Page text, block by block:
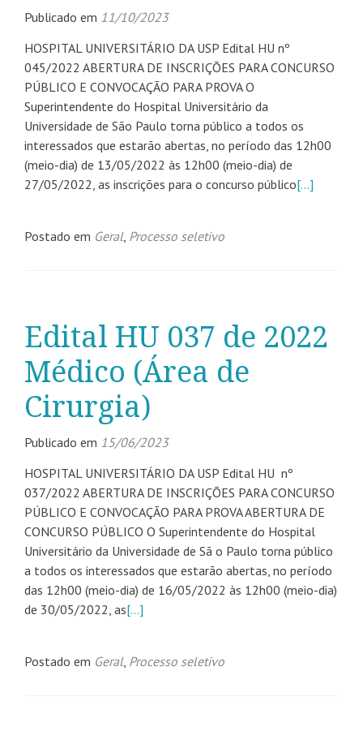
Publicado em 11/10/2023
HOSPITAL UNIVERSITÁRIO DA USP Edital HU nº
045/2022 ABERTURA DE INSCRIÇÕES PARA CONCURSO
PÚBLICO E CONVOCAÇÃO PARA PROVA O
Superintendente do Hospital Universitário da
Universidade de São Paulo torna público a todos os
interessados que estarão abertas, no período das 12h00
(meio-dia) de 13/05/2022 às 12h00 (meio-dia) de
27/05/2022, as inscrições para o concurso público[…]
Postado em Geral, Processo seletivo
Edital HU 037 de 2022
Médico (Área de
Cirurgia)
Publicado em 15/06/2023
HOSPITAL UNIVERSITÁRIO DA USP Edital HU nº
037/2022 ABERTURA DE INSCRIÇÕES PARA CONCURSO
PÚBLICO E CONVOCAÇÃO PARA PROVA ABERTURA DE
CONCURSO PÚBLICO O Superintendente do Hospital
Universitário da Universidade de Sã o Paulo torna público
a todos os interessados que estarão abertas, no período
das 12h00 (meio-dia) de 16/05/2022 às 12h00 (meio-dia)
de 30/05/2022, as[…]
Postado em Geral, Processo seletivo